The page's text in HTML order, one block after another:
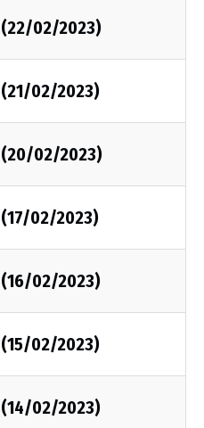
02/2023)
02/2023)
02/2023)
02/2023)
02/2023)
02/2023)
02/2023)